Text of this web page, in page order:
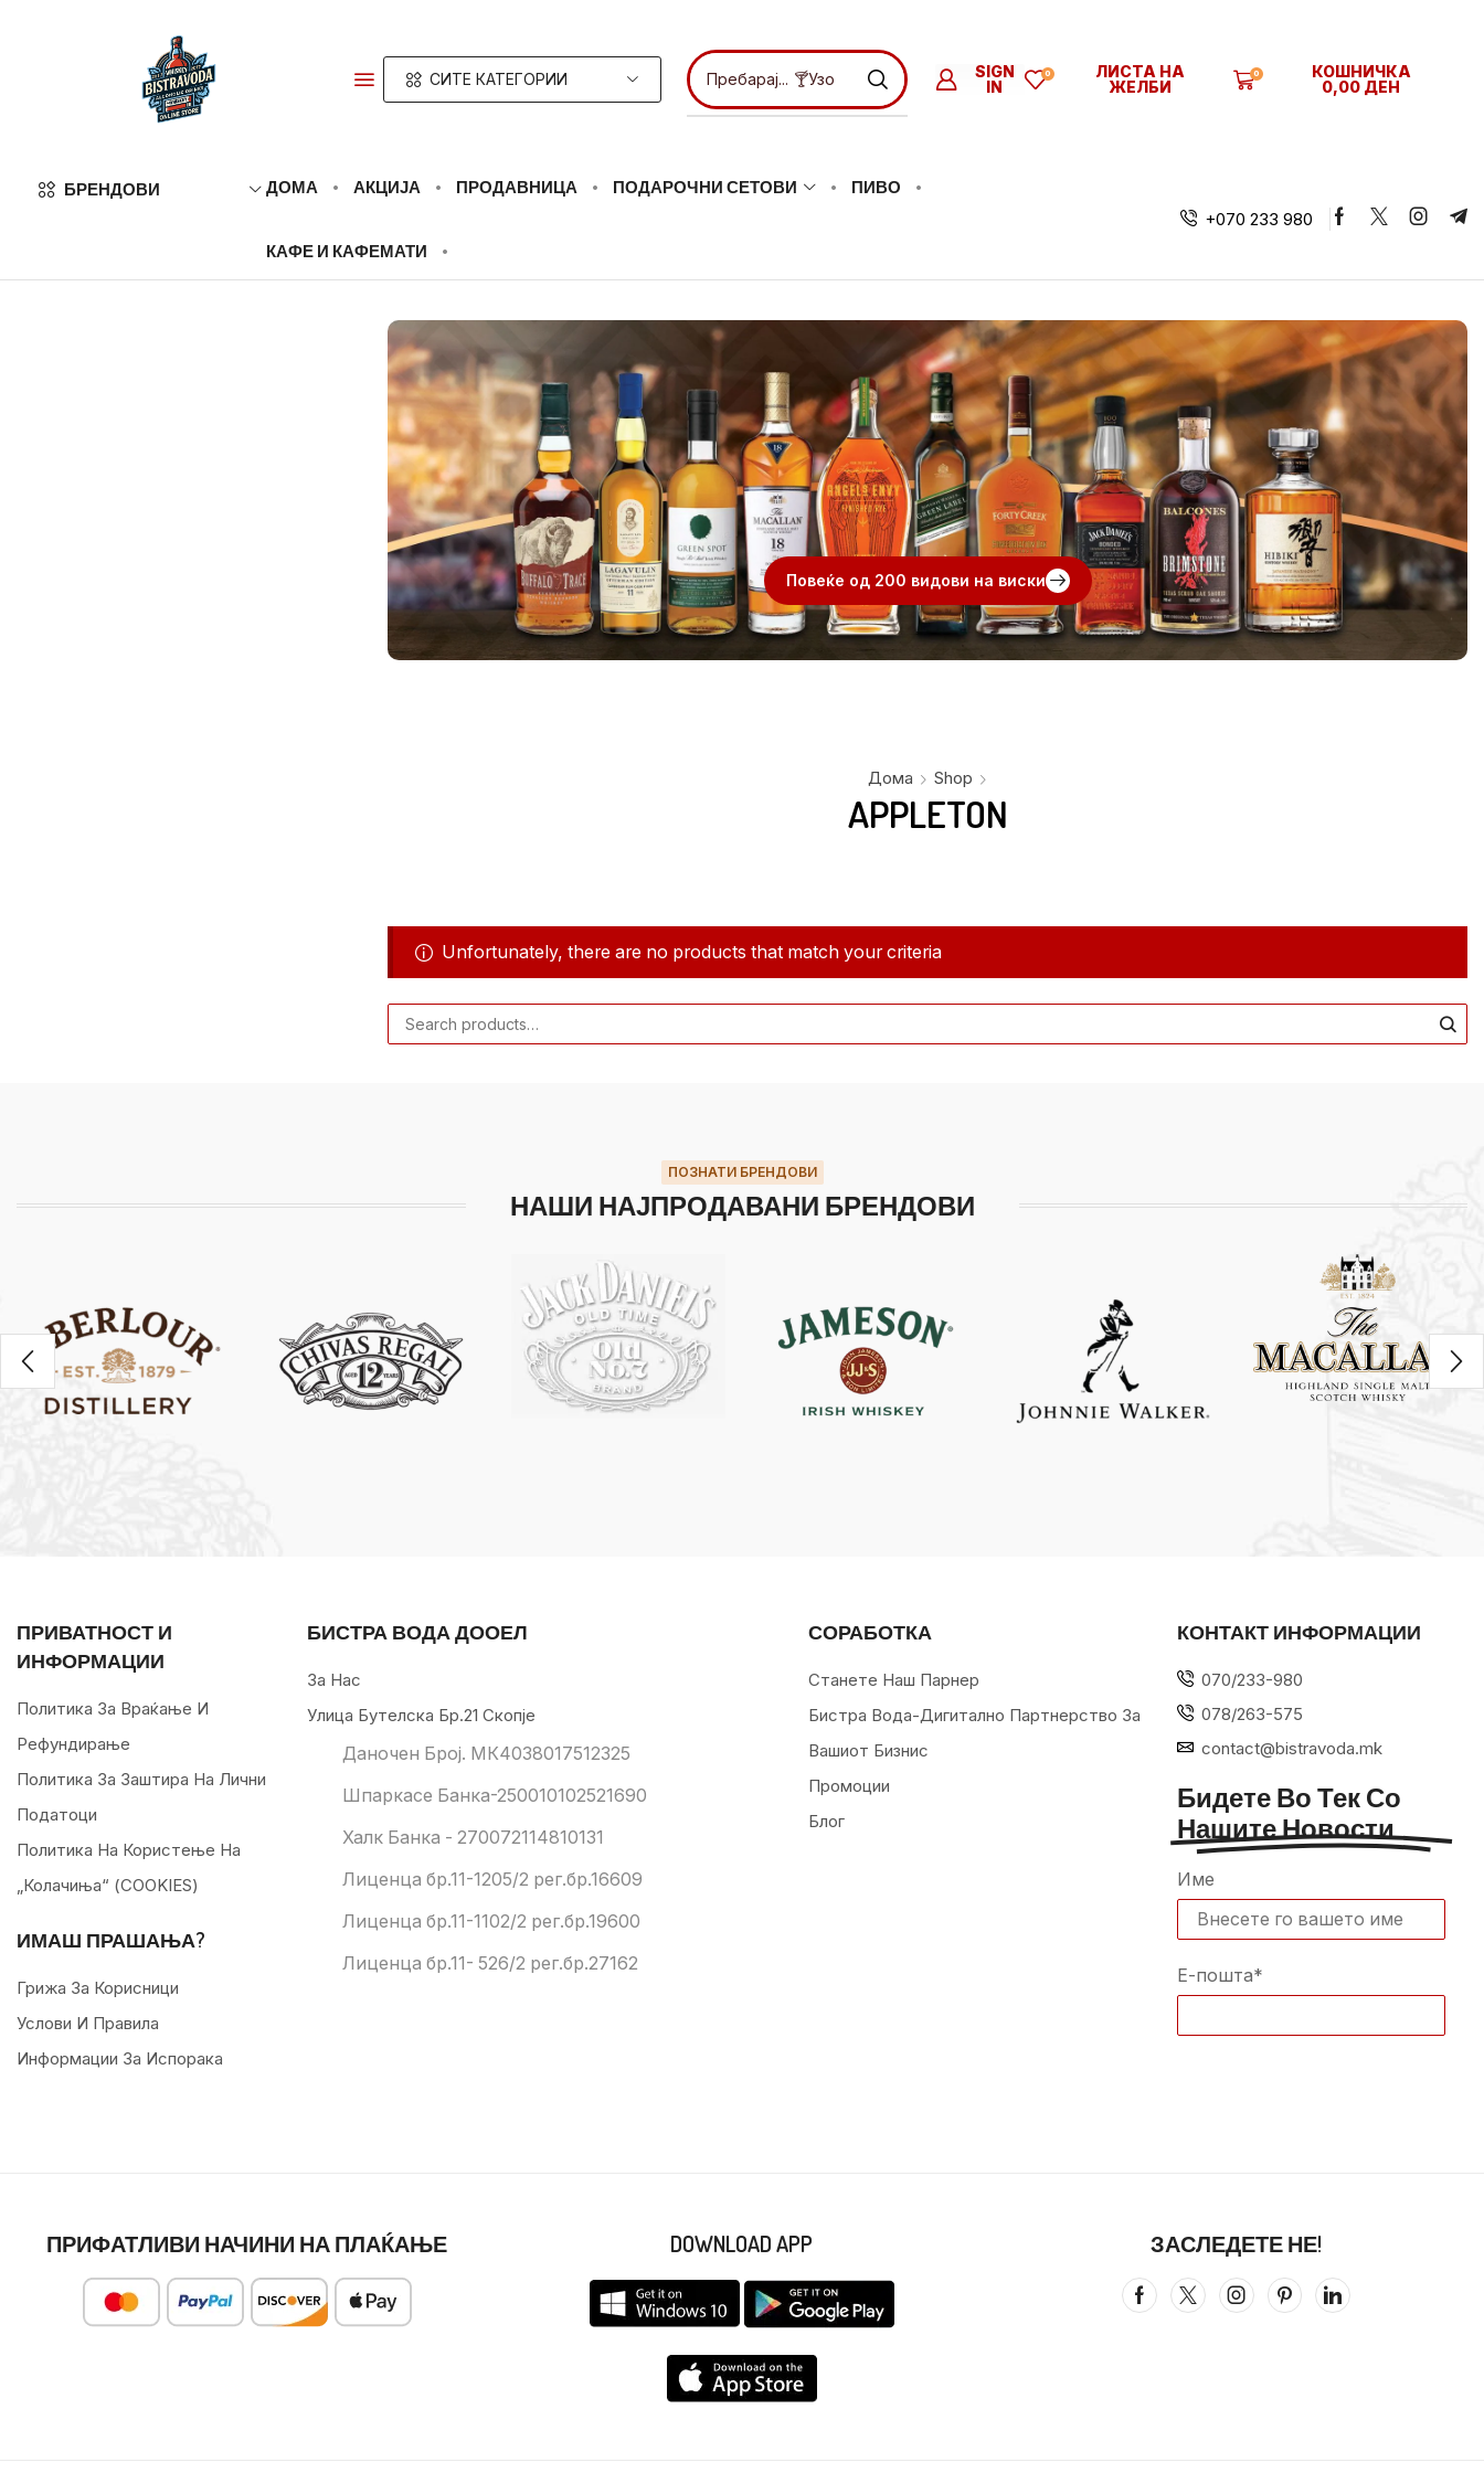
СИТЕ КАТЕГОРИИ Пребарај... 🍸Узо
SIGN
IN
0
ЛИСТА НА
ЖЕЛБИ
0
КОШНИЧКА
0,00 ДЕН
БРЕНДОВИ ДОМА АКЦИЈА ПРОДАВНИЦА ПОДАРОЧНИ СЕТОВИ ПИВО
КАФЕ И КАФЕМАТИ
+070 233 980
.
Повеќе од 200 видови на виски
Дома Shop
APPLETON
Unfortunately, there are no products that match your criteria
ПОЗНАТИ БРЕНДОВИ
НАШИ НАЈПРОДАВАНИ БРЕНДОВИ
ПРИВАТНОСТ И
ИНФОРМАЦИИ
Политика За Враќање И
Рефундирање
Политика За Заштира На Лични
Податоци
Политика На Користење На
„колачиња“ (COOKIES)
ИМАШ ПРАШАЊА?
Грижа За Корисници
Услови И Правила
Информации За Испорака
БИСТРА ВОДА ДООЕЛ
За Нас
Улица Бутелска Бр.21 Скопје
Даночен Број. МК4038017512325
Шпаркасе Банка-250010102521690
Халк Банка - 270072114810131
Лиценца бр.11-1205/2 рег.бр.16609
Лиценца бр.11-1102/2 рег.бр.19600
Лиценца бр.11- 526/2 рег.бр.27162
СОРАБОТКА
Станете Наш Парнер
Бистра Вода-Дигитално Партнерство За
Вашиот Бизнис
Промоции
Блог
КОНТАКТ ИНФОРМАЦИИ
070/233-980
078/263-575
contact@bistravoda.mk
Бидете Во Тек Со
Нашите Новости
Име
Е-пошта*
ПРИФАТЛИВИ НАЧИНИ НА ПЛАЌАЊЕ DOWNLOAD APP ЗАСЛЕДЕТЕ НЕ!